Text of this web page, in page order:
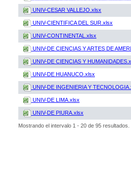
UNIV-CESAR VALLEJO.xlsx
UNIV-CIENTIFICA DEL SUR.xlsx
UNIV-CONTINENTAL.xlsx
UNIV-DE CIENCIAS Y ARTES DE
UNIV-DE CIENCIAS Y
UNIV-DE HUANUCO.xlsx
UNIV-DE INGENIERIA Y
UNIV-DE LIMA.xlsx
UNIV-DE PIURA.xlsx
Mostrando el intervalo 1 - 20 de 95 resultados.